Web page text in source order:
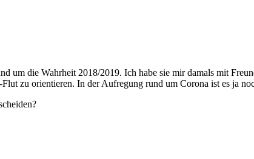
um die Wahrheit 2018/2019. Ich habe sie mir damals mit
zu ori­en­tieren. In der Aufre­gung rund um Coro­na ist es ja